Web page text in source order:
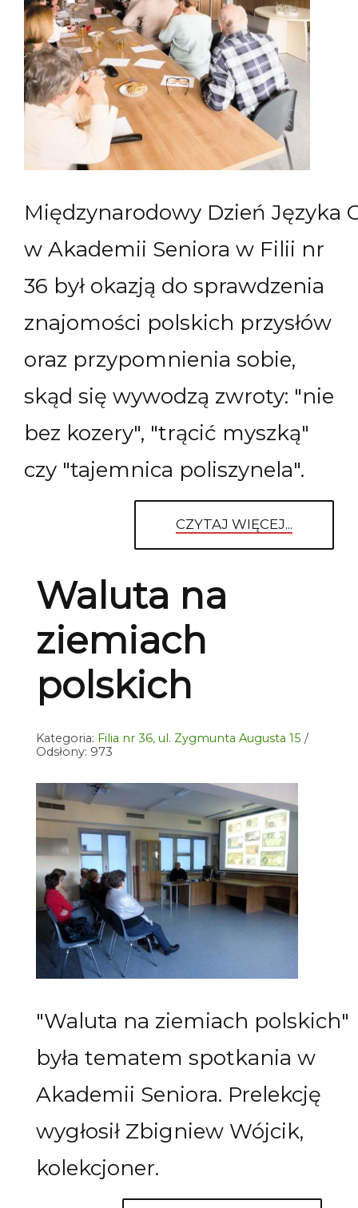
Międzynarodowy Dzień Języka
w Akademii Seniora w Filii nr
36 był okazją do sprawdzenia
znajomości polskich przysłów
oraz przypomnienia sobie,
skąd się wywodzą zwroty: "nie
bez kozery", "trącić myszką"
czy "tajemnica poliszynela".
CZYTAJ WIĘCEJ...
Waluta na
ziemiach
polskich
Kategoria: Filia nr 36, ul. Zygmunta Augusta 15
Odsłony: 973
"Waluta na ziemiach polskich"
była tematem spotkania w
Akademii Seniora. Prelekcję
wygłosił Zbigniew Wójcik,
kolekcjoner.